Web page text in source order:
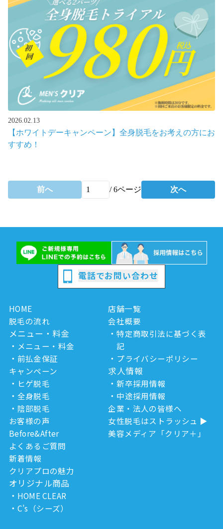
2026.02.13
【ホワイトデーキャンペーン】全身脱毛をお考えの方にお
すすめ！
前へ /6ページ 次へ
電話でお問い合わせ
HOME
脱毛の流れ
メニュー・料金
メニュー・料金
前払金保証
キャンペーン
ヒゲ脱毛
全身脱毛
陰部脱毛
お客様の声
Before&After
よくあるご質問
新着情報
クリアプロの魅力
オリジナル商品
HOME CLEAR
C’s（シーズ）
店舗一覧
会社概要
特定商取引法に基づく表
記
プライバシーポリシー
求人情報
新卒採用情報
中途採用情報
企業・法人の皆様へ
女性脱毛はストラッシュ
美容メディア「クリア＋」